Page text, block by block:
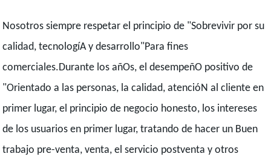
Nosotros siempre respetar el principio de "Sobrevivir por su
calidad, tecnologíA y desarrollo"Para fines
comerciales.Durante los añOs, el desempeñO positivo de
"Orientado a las personas, la calidad, atencióN al cliente en
primer lugar, el principio de negocio honesto, los intereses
de los usuarios en primer lugar, tratando de hacer un Buen
trabajo pre-venta, venta, el servicio postventa y otros